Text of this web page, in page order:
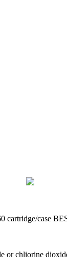
cartridge/case
chliorine